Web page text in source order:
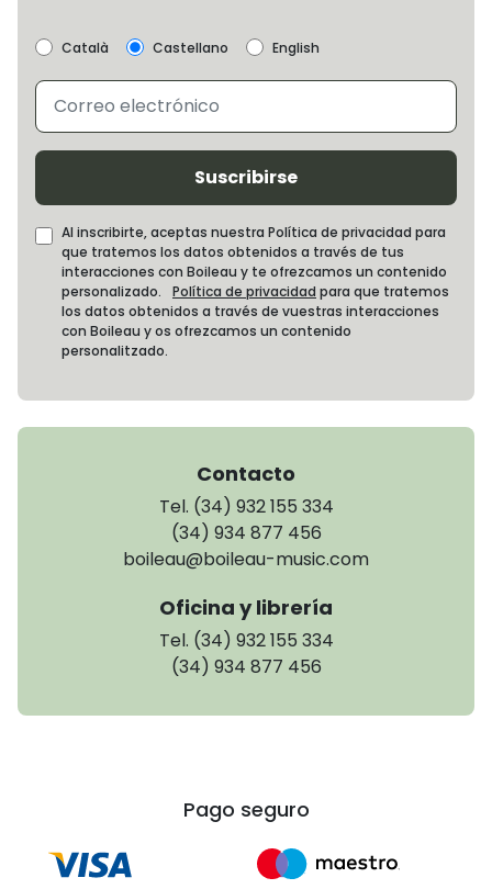
Català Castellano English
Suscribirse
Al inscribirte, aceptas nuestra Política de privacidad para
que tratemos los datos obtenidos a través de tus
interacciones con Boileau y te ofrezcamos un contenido
personalizado. Política de privacidad para que tratemos
los datos obtenidos a través de vuestras interacciones
con Boileau y os ofrezcamos un contenido
personalitzado.
Contacto
Tel. (34) 932 155 334
(34) 934 877 456
boileau@boileau-music.com
Oficina y librería
Tel. (34) 932 155 334
(34) 934 877 456
Pago seguro